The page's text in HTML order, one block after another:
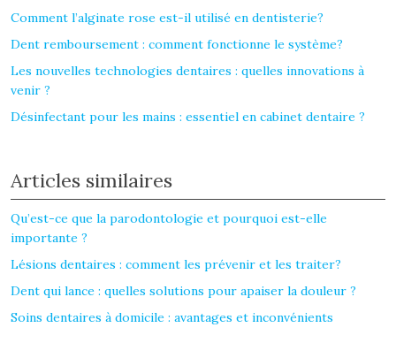
Comment l’alginate rose est-il utilisé en dentisterie?
Dent remboursement : comment fonctionne le système?
Les nouvelles technologies dentaires : quelles innovations à
venir ?
Désinfectant pour les mains : essentiel en cabinet dentaire ?
Articles similaires
Qu’est-ce que la parodontologie et pourquoi est-elle
importante ?
Lésions dentaires : comment les prévenir et les traiter?
Dent qui lance : quelles solutions pour apaiser la douleur ?
Soins dentaires à domicile : avantages et inconvénients